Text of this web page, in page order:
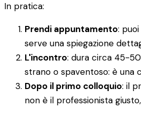
In pratica:
Prendi appuntamento:
serve una spiegazione
L'incontro: dura circa 45-
strano o spaventoso: è una
Dopo il primo colloquio: il
non è il professionista